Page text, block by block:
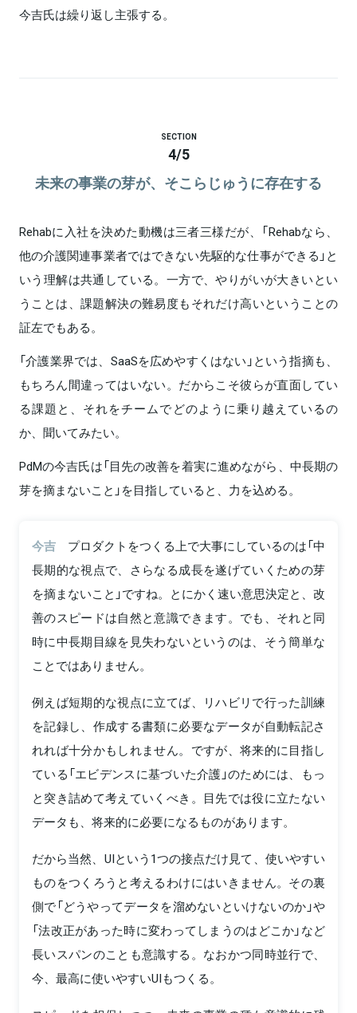
今吉氏は繰り返し主張する。
SECTION
4/5
未来の事業の芽が、そこらじゅうに存在する
Rehabに入社を決めた動機は三者三様だが、「Rehabなら、
他の介護関連事業者ではできない先駆的な仕事ができる」と
いう理解は共通している。一方で、やりがいが大きいとい
うことは、課題解決の難易度もそれだけ高いということの
証左でもある。
「介護業界では、SaaSを広めやすくはない」という指摘も、
もちろん間違ってはいない。だからこそ彼らが直面してい
る課題と、それをチームでどのように乗り越えているの
か、聞いてみたい。
PdMの今吉氏は「目先の改善を着実に進めながら、中長期の
芽を摘まないこと」を目指していると、力を込める。
今吉
プロダクトをつくる上で大事にしているのは「中
長期的な視点で、さらなる成長を遂げていくための芽
を摘まないこと」ですね。とにかく速い意思決定と、改
善のスピードは自然と意識できます。でも、それと同
時に中長期目線を見失わないというのは、そう簡単な
ことではありません。
例えば短期的な視点に立てば、リハビリで行った訓練
を記録し、作成する書類に必要なデータが自動転記さ
れれば十分かもしれません。ですが、将来的に目指し
ている「エビデンスに基づいた介護」のためには、もっ
と突き詰めて考えていくべき。目先では役に立たない
データも、将来的に必要になるものがあります。
だから当然、UIという1つの接点だけ見て、使いやすい
ものをつくろうと考えるわけにはいきません。その裏
側で「どうやってデータを溜めないといけないのか」や
「法改正があった時に変わってしまうのはどこか」など
長いスパンのことも意識する。なおかつ同時並行で、
今、最高に使いやすいUIもつくる。